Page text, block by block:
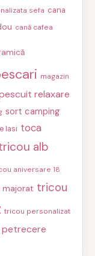
sefa cana
cană cafea
magazin
relaxare
sort camping
Iasi toca
alb
aniversare 18
tricou
tricou personalizat